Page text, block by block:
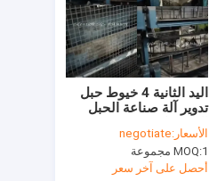
اليد الثانية 4 خيوط حبل
تدوير آلة صناعة الحبل
البلاستيكي PP PE
الأسعار:negotiate
MOQ:1 مجموعة
أحصل على آخر سعر